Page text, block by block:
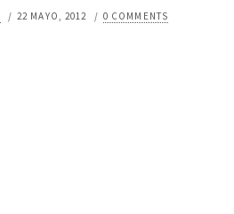
/ 22 MAYO, 2012 / 0 COMMENTS